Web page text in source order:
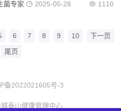
菌专家 2025-05-28 1110
6 7 8 9 10
下一页
尾页
备2022021605号-3
泰山健康管理中心